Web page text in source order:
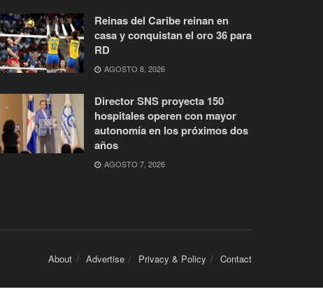
Reinas del Caribe reinan en
casa y conquistan el oro 36 para
RD
AGOSTO 8, 2026
Director SNS proyecta 150
hospitales operen con mayor
autonomía en los próximos dos
años
AGOSTO 7, 2026
About Advertise Privacy & Policy Contact